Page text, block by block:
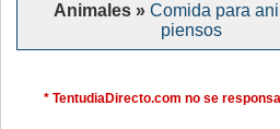
Animales » Comida para
piensos
* TentudiaDirecto.com no se